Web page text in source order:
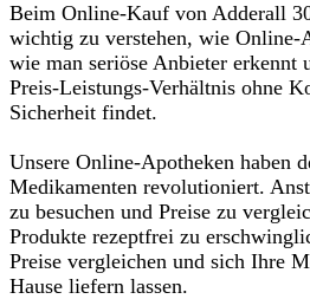
Beim Online-Kauf von Adderall
wichtig zu verstehen, wie Online-
wie man seriöse Anbieter erkennt
Preis-Leistungs-Verhältnis ohne
Sicherheit findet.
Unsere Online-Apotheken haben
Medikamenten revolutioniert.
zu besuchen und Preise zu
Produkte rezeptfrei zu
Preise vergleichen und sich Ihre
Hause liefern lassen.